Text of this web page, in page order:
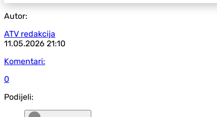
Autor:
ATV redakcija
11.05.2026 21:10
Komentari:
0
Podijeli: